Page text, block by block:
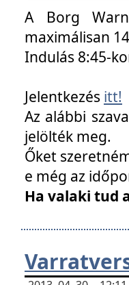
A Borg
maximálisan
Indulás 8:45-
Jelentkezés itt!
Az alábbi
jelölték meg.
Őket
e még az
Ha valaki tud